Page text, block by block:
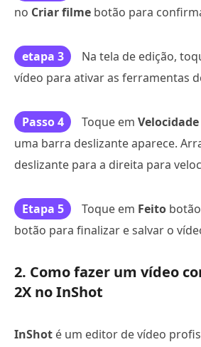
no Criar filme botão para
etapa 3
Na tela de edição,
vídeo para ativar as ferramentas
Passo 4 Toque em Velocidade
uma barra deslizante aparece.
deslizante para a direita para
Etapa 5 Toque em Feito
botão para finalizar e salvar o
2. Como fazer um vídeo
2X no InShot
InShot é um editor de vídeo